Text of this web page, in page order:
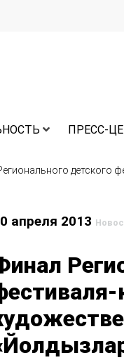
ПРЕСС-
детского
апреля 2013